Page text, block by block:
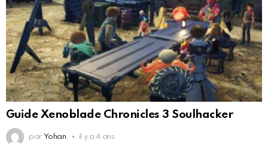
Guide Xenoblade Chronicles 3 Soulhacker
par Yohan il y a 4 ans